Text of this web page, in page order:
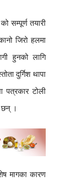
सम्पूर्ण तयारी
जिरो हलमा
हुनको लागि
दुर्गिश थापा
पत्रकार टोली
छन् ।
मागका कारण